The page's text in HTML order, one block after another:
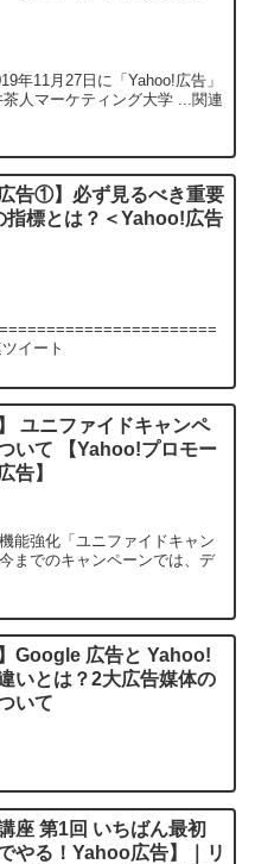
年11月27日に「Yahoo!広告」
人マーケティング大学 ...関連
広告①】必ず見るべき重要
指標とは？＜Yahoo!広告
イート
】 ユニファイドキャンペ
いて 【Yahoo!プロモー
告】
能強化「ユニファイドキャン
までのキャンペーンでは、デ
】Google 広告と Yahoo!
いとは？2大広告媒体の
いて
座 第1回 いちばん最初
でやる！Yahoo広告】｜リ